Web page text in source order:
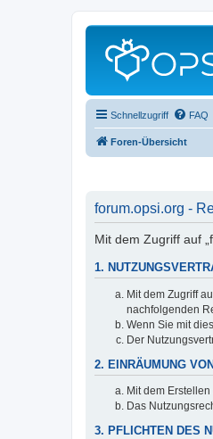
Schnellzugriff FAQ
Foren-Übersicht
forum.opsi.org -
Mit dem Zugriff auf
1.
Mit dem Zugriff
nachfolgenden
Wenn Sie mit
Der
2. EINRÄUMUNG
Mit dem
Das
3. PFLICHTEN DES